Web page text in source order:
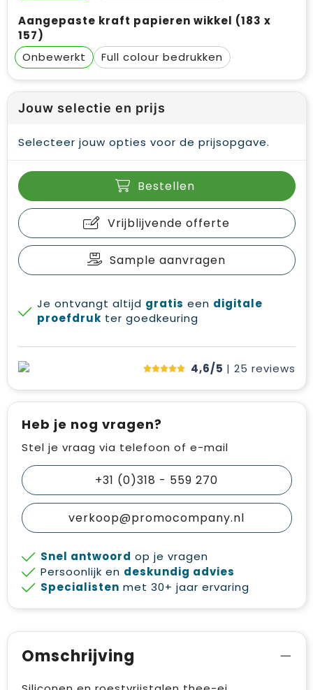
Aangepaste kraft papieren wikkel (183 x
157)
Onbewerkt
Full colour
Jouw selectie en prijs
Selecteer jouw opties voor de prijsopgave.
Bestellen
Vrijblijvende offerte
Sample aanvragen
Je ontvangt altijd gratis een digitale
proefdruk ter goedkeuring
4,6/5 | 25 reviews
Heb je nog vragen?
Stel je vraag via telefoon of e-mail
+31 (0)318 - 559 270
verkoop@promocompany.nl
Snel antwoord op je vragen
Persoonlijk en deskundig advies
Specialisten met 30+ jaar ervaring
Omschrijving